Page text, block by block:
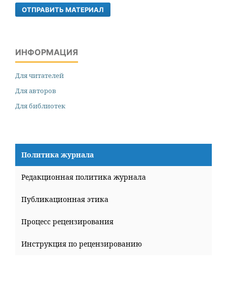
ОТПРАВИТЬ МАТЕРИАЛ
ИНФОРМАЦИЯ
Для читателей
Для авторов
Для библиотек
Политика журнала
Редакционная политика журнала
Публикационная этика
Процесс рецензирования
Инструкция по рецензированию